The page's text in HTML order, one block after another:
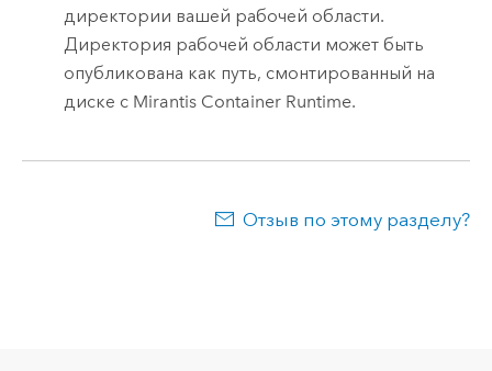
директории вашей рабочей области.
Директория рабочей области может быть
опубликована как путь, смонтированный на
диске с Mirantis Container Runtime.
Отзыв по этому разделу?